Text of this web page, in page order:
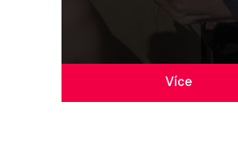
Více